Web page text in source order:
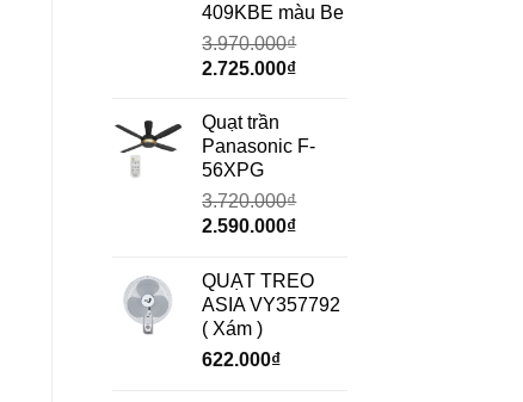
409KBE màu Be
3.970.000₫
Giá
là:
3.970.000₫.
2.725.000₫Giá
là:
Quạt trần
Panasonic F-
56XPG
3.720.000₫
Giá
là:
3.720.000₫.
2.590.000₫Giá
tại
là:
QUẠT TREO
ASIA VY357792
( Xám )
622.000₫